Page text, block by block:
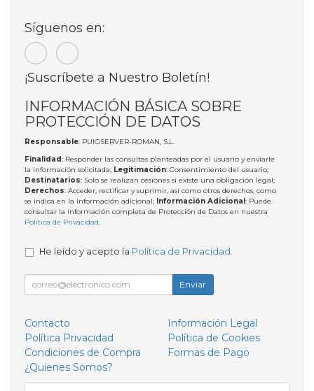
Síguenos en:
¡Suscríbete a Nuestro Boletín!
INFORMACIÓN BÁSICA SOBRE
PROTECCIÓN DE DATOS
Responsable: PUIGSERVER-ROMAN, S.L.
Finalidad: Responder las consultas planteadas por el usuario y enviarle
la información solicitada; Legitimación: Consentimiento del usuario;
Destinatarios: Solo se realizan cesiones si existe una obligación legal;
Derechos: Acceder, rectificar y suprimir, así como otros derechos, como
se indica en la información adicional; Información Adicional: Puede
consultar la información completa de Protección de Datos en nuestra
Política de Privacidad.
He leído y acepto la Política de Privacidad
Enviar
Contacto
Información Legal
Política Privacidad
Política de Cookies
Condiciones de Compra
Formas de Pago
¿Quienes Somos?